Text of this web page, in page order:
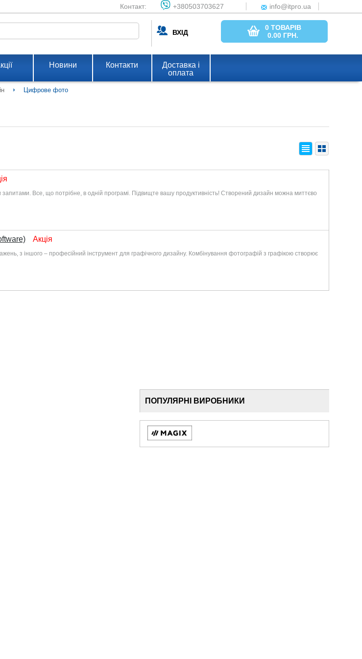
Контакт: +380503703627 info@itpro.ua
ВХІД
0 ТОВАРІВ
0.00 ГРН.
Новини Контакти
Доставка і
оплата
› Цифрове фото
Все, що потрібне, в одній програмі. Підвищте вашу продуктивність! Створений дизайн можна миттєво
Акція
з іншого – професійний інструмент для графічного дизайну. Комбінування фотографій з графікою створює
ПОПУЛЯРНІ ВИРОБНИКИ